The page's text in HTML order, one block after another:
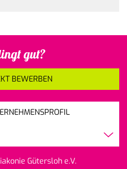
gut?
BEWERBEN
Gütersloh e.V.